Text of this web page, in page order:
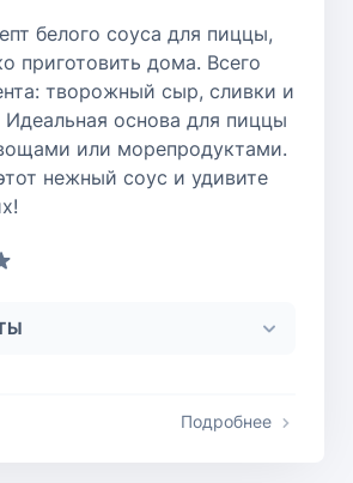
белого соуса для пиццы,
приготовить дома. Всего
творожный сыр, сливки и
основа для пиццы
или морепродуктами.
нежный соус и удивите
Подробнее